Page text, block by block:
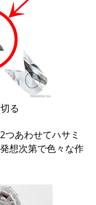
る
あわせてハサミ
想次第で色々な作